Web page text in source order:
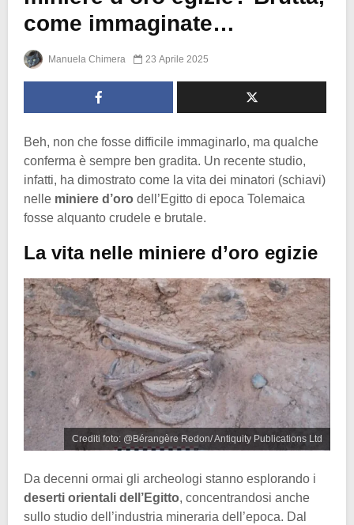
come immaginate…
Manuela Chimera 23 Aprile 2025
Beh, non che fosse difficile immaginarlo, ma qualche
conferma è sempre ben gradita. Un recente studio,
infatti, ha dimostrato come la vita dei minatori (schiavi)
nelle miniere d’oro dell’Egitto di epoca Tolemaica
fosse alquanto crudele e brutale.
La vita nelle miniere d’oro egizie
Crediti foto: @Bérangère Redon/ Antiquity Publications Ltd
Da decenni ormai gli archeologi stanno esplorando i
deserti orientali dell’Egitto, concentrandosi anche
sullo studio dell’industria mineraria dell’epoca. Dal